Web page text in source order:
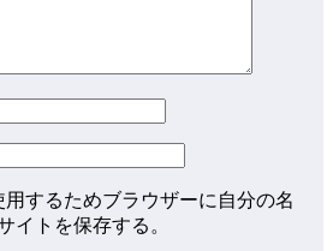
するためブラウザーに自分の名
イトを保存する。